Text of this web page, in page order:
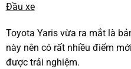
Đầu xe
Toyota Yaris vừa ra mắt là
này nên có rất nhiều điểm
được trải nghiệm.